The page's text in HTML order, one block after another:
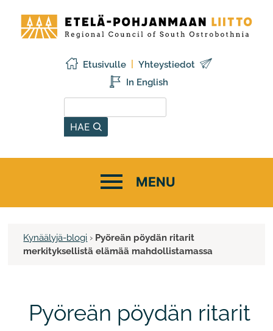
sisältöön
Pohjanmaan
liitto
Etusivulle Yhteystiedot
HAE
In English
Kynäälyjä-blogi › Pyöreän pöydän ritarit
merkityksellistä elämää mahdollistamassa
Pyöreän pöydän ritarit